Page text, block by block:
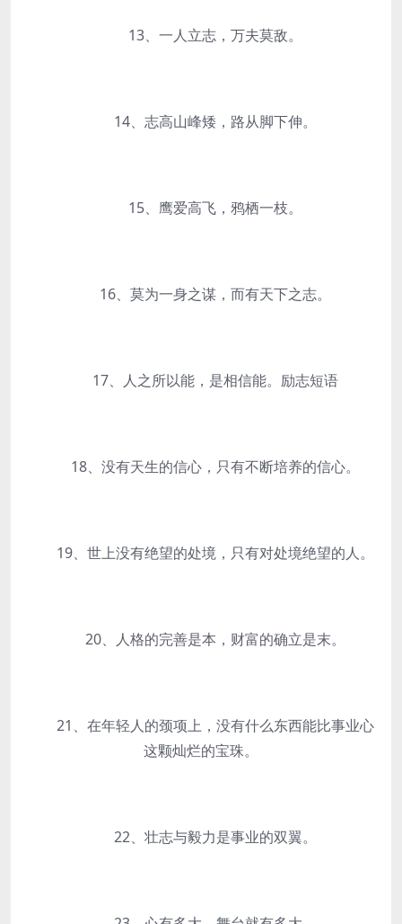
13、一人立志，万夫莫敌。
14、志高山峰矮，路从脚下伸。
15、鹰爱高飞，鸦栖一枝。
16、莫为一身之谋，而有天下之志。
17、人之所以能，是相信能。励志短语
18、没有天生的信心，只有不断培养的信心。
19、世上没有绝望的处境，只有对处境绝望的人。
20、人格的完善是本，财富的确立是末。
21、在年轻人的颈项上，没有什么东西能比事业心
这颗灿烂的宝珠。
22、壮志与毅力是事业的双翼。